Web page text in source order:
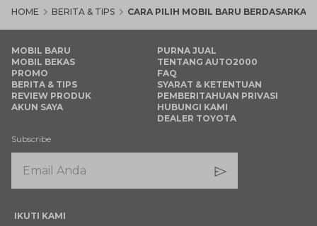
HOME BERITA & TIPS CARA PILIH MOBIL BARU
MOBIL BARU
MOBIL BEKAS
PROMO
BERITA & TIPS
REVIEW PRODUK
AKUN SAYA
PURNA JUAL
TENTANG AUTO2000
FAQ
SYARAT & KETENTUAN
PEMBERITAHUAN PRIVASI
HUBUNGI KAMI
DEALER TOYOTA
Subscribe
IKUTI KAMI